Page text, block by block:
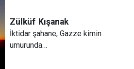
Zülküf Kışanak
İktidar şahane, Gazze kimin
umurunda…